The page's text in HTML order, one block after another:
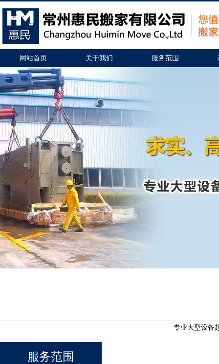
网站首页 关于我们 服务范围
专业大型设备
服务范围